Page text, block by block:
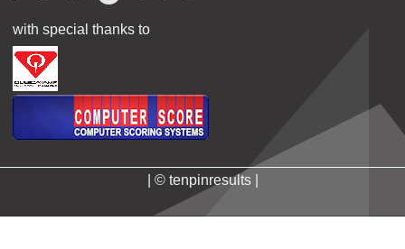
with special thanks to
| © tenpinresults |